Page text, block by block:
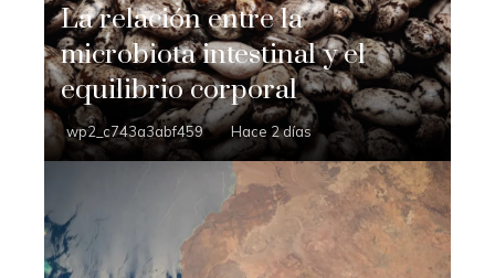
La relación entre la
microbiota intestinal y el
equilibrio corporal
wp2_c743a3abf459 Hace 2 días